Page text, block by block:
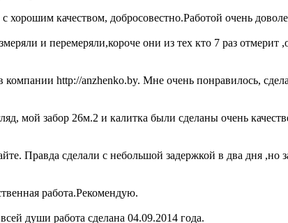
качеством, добросовестно.Работой очень
и перемеряли,короче они из тех кто 7 раз отмерит
http://anzhenko.by. Мне очень понравилось,
мой забор 26м.2 и калитка были сделаны очень
Правда сделали с небольшой задержкой в два дня ,но
работа.Рекомендую.
души работа сделана 04.09.2014 года.